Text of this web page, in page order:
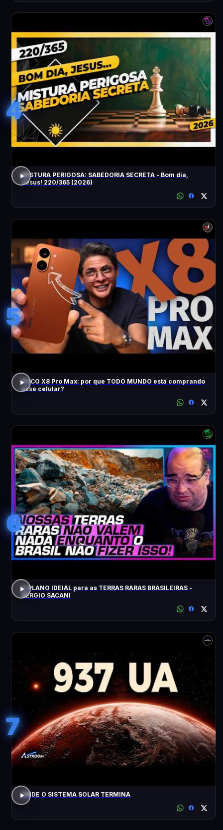
4
MISTURA PERIGOSA: SABEDORIA SECRETA - Bom dia,
Jesus! 220/365 (2026)
5
POCO X8 Pro Max: por que TODO MUNDO está comprando
esse celular?
6
O PLANO IDEIAL para as TERRAS RARAS BRASILEIRAS -
SÉRGIO SACANI
7
ONDE O SISTEMA SOLAR TERMINA